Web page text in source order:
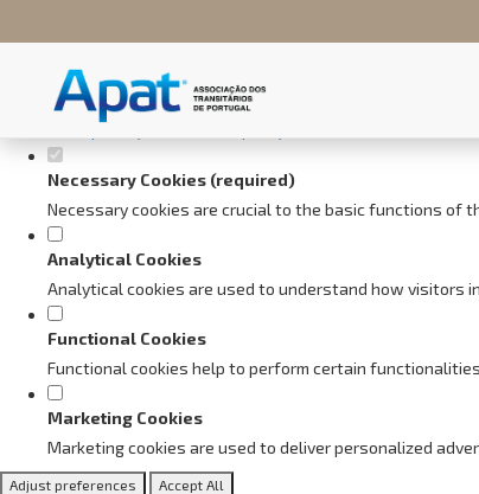
Set your cookie
This website uses strictly necessary, analytical and
privacy and cookies policy
Necessary Cookies (required)
Necessary cookies are crucial to the basic functions
Analytical Cookies
Analytical cookies are used to understand how visitors
Functional Cookies
Functional cookies help to perform certain
Marketing Cookies
Marketing cookies are used to deliver personalized
Adjust preferences Accept All